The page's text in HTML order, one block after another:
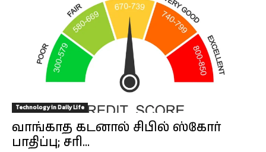
Technology in Daily Life
வாங்காத கடனால் சிபில் ஸ்கோர்
பாதிப்பு; சரி...